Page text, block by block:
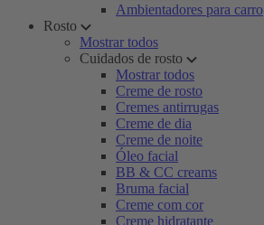
Ambientadores para carro
Rosto
Mostrar todos
Cuidados de rosto
Mostrar todos
Creme de rosto
Cremes antirrugas
Creme de dia
Creme de noite
Óleo facial
BB & CC creams
Bruma facial
Creme com cor
Creme hidratante